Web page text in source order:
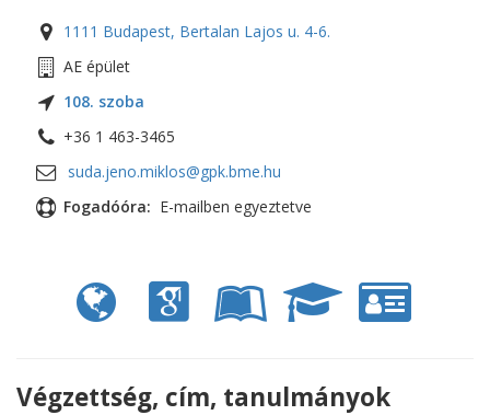
1111 Budapest, Bertalan Lajos u. 4-6.
AE épület
108. szoba
+36 1 463-3465
suda.jeno.miklos@gpk.bme.hu
Fogadóóra: E-mailben egyeztetve
Végzettség, cím, tanulmányok